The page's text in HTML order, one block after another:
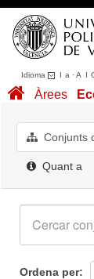
Idioma I a ·A I
Conjunts de dades
Quant a
Àrees
Conjunts
Quant a
Ordena per